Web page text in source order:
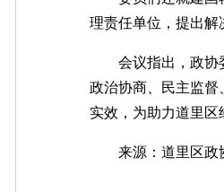
理责任单位，提出解
会议指出，政协委
政治协商、民主监督
实效，为助力道里
来源： 道里区政